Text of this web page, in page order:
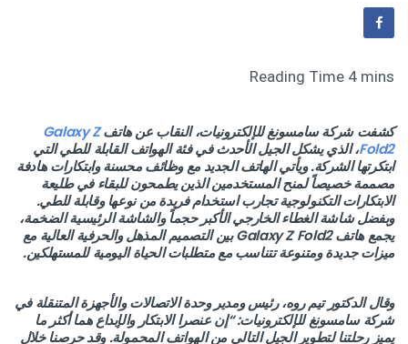
كشفت شركة سامسونغ للإلكترونيات، النقاب عن هاتفGalaxy Z
Fold2، الذي يشكل الجيل الأحدث في فئة الهواتف القابلة للطي التي
ابتكرتها الشركة. ويأتي الهاتف الجديد مع وظائف محسنة وابتكارات هادفة
مصممة خصيصاً لمنح المستخدمين الذين يطمحون للبقاء في طليعة
الابتكارات التكنولوجية تجارب استخدام فريدة من نوعها وقابلة للطي.
وبفضل شاشة الغطاء الخارجي الأكبر حجماً والشاشة الرئيسية الضخمة،
يجمع هاتف Galaxy Z Fold2 بين التصميم المذهل والحرفية العالية مع
ميزات جديدة ومتنوعة تتناسب مع متطلبات الحياة اليومية للمستهلكين.
وقال الدكتور تيم روه، رئيس ومدير وحدة الاتصالات والأجهزة المتنقلة في
شركة سامسونغ للإلكترونيات: “إن عنصرا الابتكار والإبداع هما أكثر ما
يميز رحلتنا لتطوير الجيل التالي من الهواتف المحمولة. وقد حرصنا خلال